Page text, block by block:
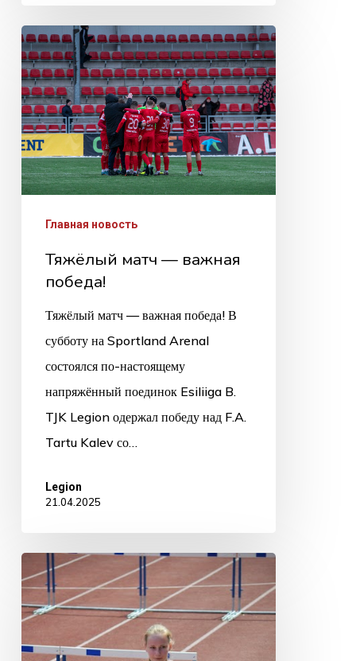
Тяжёлый
матч
—
важная
победа!
Главная новость
Тяжёлый матч — важная
победа!
Тяжёлый матч — важная победа! В
субботу на Sportland Arenal
состоялся по-настоящему
напряжённый поединок Esiliiga B.
TJK Legion одержал победу над F.A.
Tartu Kalev со…
Legion
21.04.2025
KLARIKA
KALDMAA